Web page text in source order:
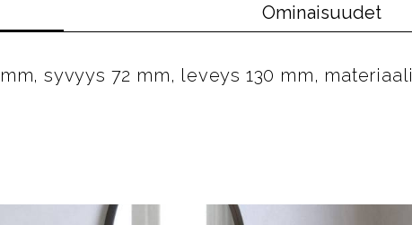
Ominaisuudet
syvyys 72 mm, leveys 130 mm, materiaali